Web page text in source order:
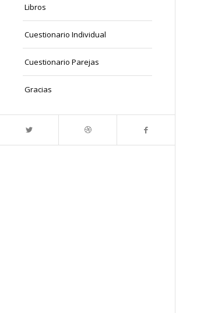
Libros
Cuestionario Individual
Cuestionario Parejas
Gracias